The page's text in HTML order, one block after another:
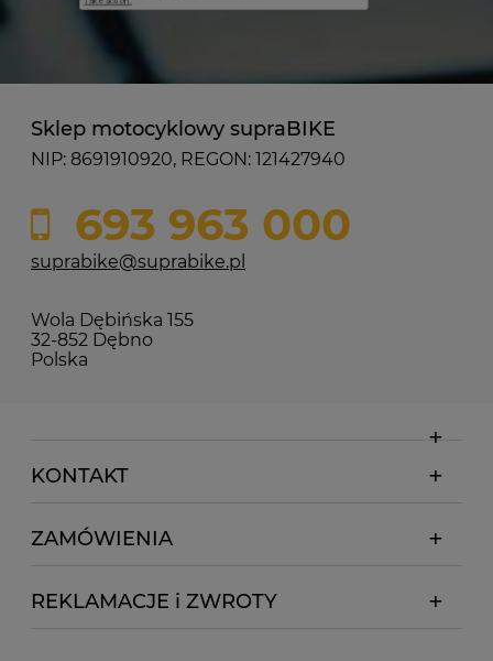
Sklep motocyklowy supraBIKE
NIP: 8691910920, REGON: 121427940
693 963 000
suprabike@suprabike.pl
Wola Dębińska 155
32-852 Dębno
Polska
KONTAKT
ZAMÓWIENIA
REKLAMACJE i ZWROTY